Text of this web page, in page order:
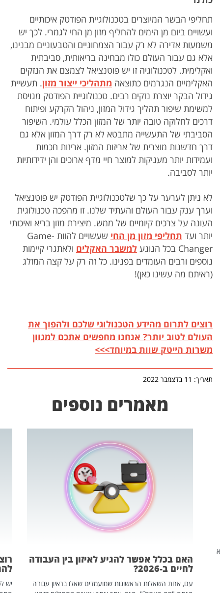
תחליפי הבשר המיוצרים בטכנולוגיית הפודטק איכותיים
ועשויים ביום מן הימים להחליף מזון מן החי לגמרי. לכך יש
משמעות אדירה לא רק עבור הצמחוניים והטבעוניים מבנינו,
אלא גם עבור העולם כולו מבחינה בריאותית, סביבתית
ואקלימית. לטכנולוגיה זו יש פוטנציאל לצמצם את הנזקים
האקלימיים הנגרמים כתוצאה מתהליכי ייצור מזון. תעשיית
גידול הבקר יוצרת נזקים רבים. טכנולוגיית הפודטק מגויסת
למשימת שיפור תהליך גידול המזון, ניהול הקרקע ופיתוח
דרכים לחלוקה טובה יותר של המזון הכלל עולמי. השיפור
הסביבתי של התעשייה מתבטא לא רק דרך המזון אלא גם
דרך חדשנות מוצרית של אריזות המזון. אריזות חכמות
ועמידות יותר מעניקות למוצר חיי מדף ארוכים והן ידידותיות
יותר לסביבה.
לא ניתן לערער על כך שלטכנולוגיית הפודטק יש פוטנציאל
וערך ענק עבור העולם והעתיד שלנו. זו מהפכה טכנולוגית
העונה על צרכים קיומיים של ממש. מיצירת מזון בריא ואיכותי
יותר ועד תחליפי מזון מן החי
שעשויים להוות Game-
Changer בכל הנוגע
למשבר האקלים ולאתגרי קיימות
נוספים ורבים העומדים בפנינו. כל זה רק על קצה המזלג
(ראיתם מה עשינו כאן)!
רוצים לתרום מהידע הטכנולוגי שלכם ולהפוך את
העולם לטוב יותר? אנחנו מחפשים אתכם למגוון
משרות הייטק שוות במיוחד>>>
תאריך: 11 בדצמבר 2022
מאמרים נוספים
האם בכלל אפשר להגיע לאיזון בין העבודה
לחיים ב-2026?
עם, אחת השאלות הראשונות שמועמדים שאלו בראיון עבודה
יש